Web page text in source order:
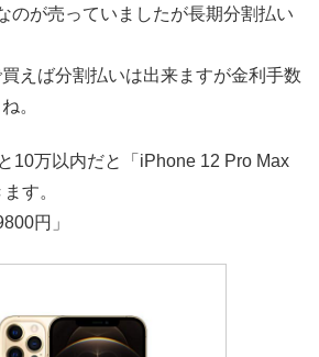
のが売っていましたが長期分割払い
えば分割払いは出来ますが金利手数
。
10万以内だと「iPhone 12 Pro Max
す。
円」